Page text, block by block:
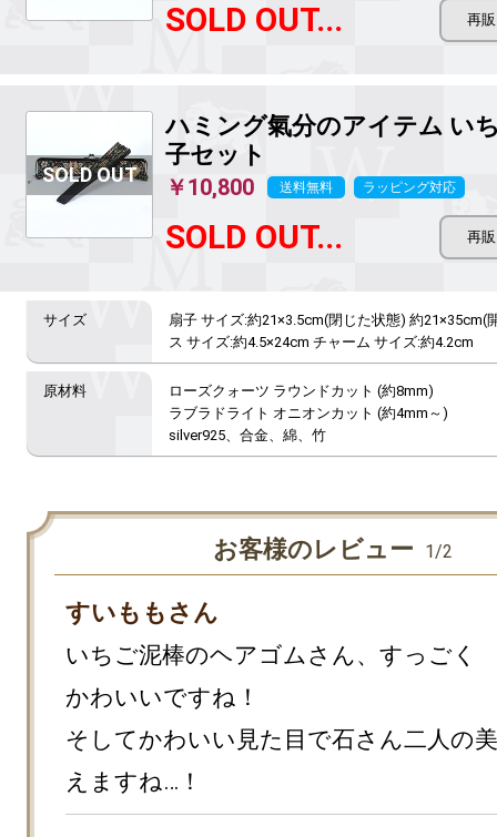
SOLD OUT...
ハミング氣分のアイテム い
子セット
￥10,800 送料無料 ラッピング対応
SOLD OUT...
扇子 サイズ:約21×3.5cm(閉じた状態) 約21×35cm(
ス サイズ:約4.5×24cm チャーム サイズ:約4.2cm
ローズクォーツ ラウンドカット (約8mm)
ラブラドライト オニオンカット (約4mm～)
silver925、合金、綿、竹
お客様のレビュー 1/2
すいももさん
いちご泥棒のヘアゴムさん、すっごく
かわいいですね！
そしてかわいい見た目で石さん二人の
えますね…！